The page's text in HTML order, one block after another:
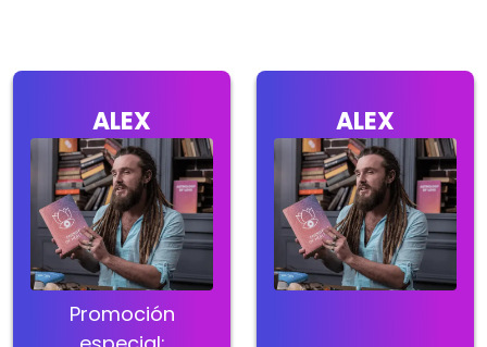
ALEX
Promoción
ALEX